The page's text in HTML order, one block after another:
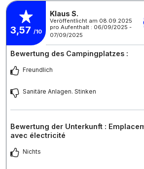
3,57 /10
Klaus S.
Veröffentlicht am 08.09.2025
pro Aufenthalt : 06/09/2025 -
07/09/2025
Bewertung des Campingplatzes :
Freundlich
Sanitäre Anlagen. Stinken
Bewertung der Unterkunft :
avec électricité
Nichts